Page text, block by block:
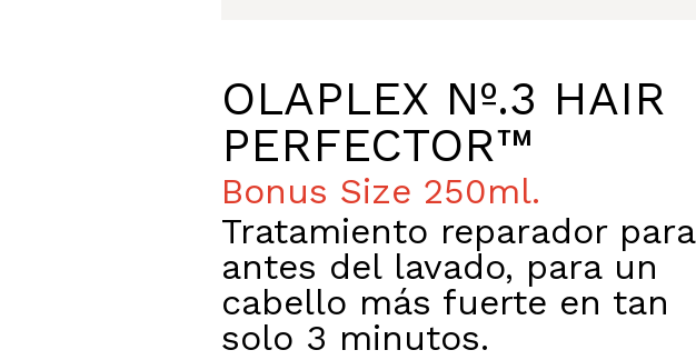
OLAPLEX Nº.3 HAIR
PERFECTOR™
Bonus Size 250ml.
Tratamiento reparador para
antes del lavado, para un
cabello más fuerte en tan
solo 3 minutos.